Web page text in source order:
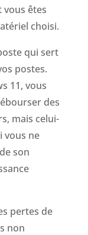
vous êtes
choisi.
qui sert
postes.
11, vous
des
mais celui-
vous ne
son
pertes de
non